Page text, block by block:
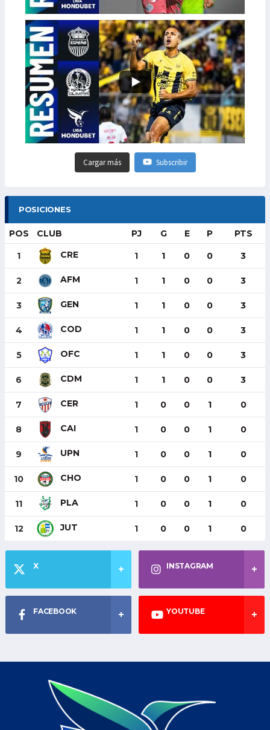
Cargar más Subscribir
POSICIONES
POS CLUB PJ G E P PTS
1 CRE 1 1 0 0 3
2 AFM 1 1 0 0 3
3 GEN 1 1 0 0 3
4 COD 1 1 0 0 3
5 OFC 1 1 0 0 3
6 CDM 1 1 0 0 3
7 CER 1 0 0 1 0
8 CAI 1 0 0 1 0
9 UPN 1 0 0 1 0
10 CHO 1 0 0 1 0
11 PLA 1 0 0 1 0
12 JUT 1 0 0 1 0
X INSTAGRAM
FACEBOOK YOUTUBE